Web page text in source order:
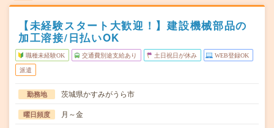
【未経験スタート大歓迎！】建設機械部品の
加工溶接/日払いOK
職種未経験OK 交通費別途支給あり 土日祝日が休み WEB登録OK
派遣
勤務地 茨城県かすみがうら市
曜日頻度 月～金